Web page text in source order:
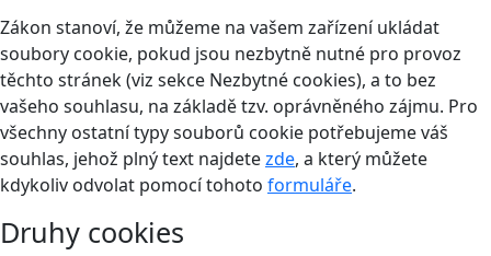
Zákon stanoví, že můžeme na vašem zařízení ukládat
soubory cookie, pokud jsou nezbytně nutné pro provoz
těchto stránek (viz sekce Nezbytné cookies), a to bez
vašeho souhlasu, na základě tzv. oprávněného zájmu. Pro
všechny ostatní typy souborů cookie potřebujeme váš
souhlas, jehož plný text najdetezde, a který můžete
kdykoliv odvolat pomocí tohoto formuláře.
Druhy cookies